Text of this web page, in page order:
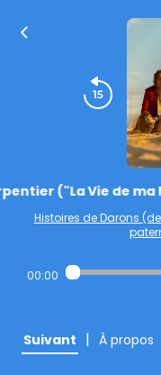
("La Vie de
Histoires de Darons
00:00
Suivant | À propos